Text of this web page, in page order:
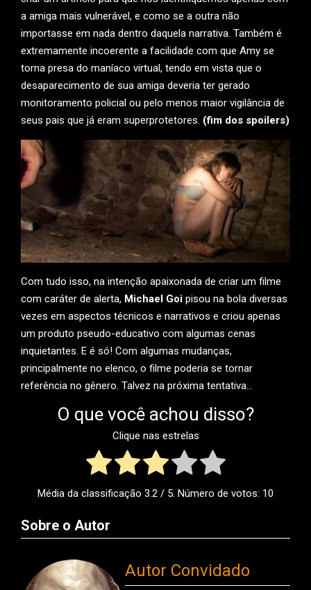
a amiga mais vulnerável, e como se a outra não
importasse em nada dentro daquela narrativa. Também é
extremamente incoerente a facilidade com que Amy se
torna presa do maníaco virtual, tendo em vista que o
desaparecimento de sua amiga deveria ter gerado
monitoramento policial ou pelo menos maior vigilância de
seus pais que já eram superprotetores. (fim dos spoilers)
Com tudo isso, na intenção apaixonada de criar um filme
com caráter de alerta, Michael Goi pisou na bola diversas
vezes em aspectos técnicos e narrativos e criou apenas
um produto pseudo-educativo com algumas cenas
inquietantes. E é só! Com algumas mudanças,
principalmente no elenco, o filme poderia se tornar
referência no gênero. Talvez na próxima tentativa…
O que você achou disso?
Clique nas estrelas
Média da classificação 3.2 / 5. Número de votos: 10
Sobre o Autor
Autor Convidado